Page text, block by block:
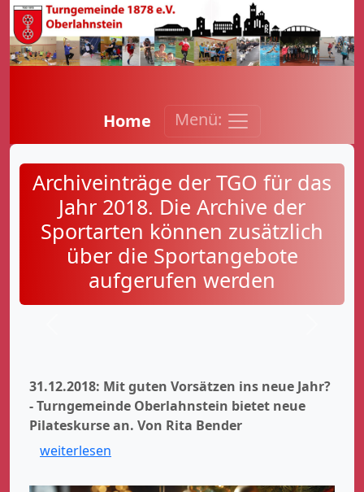
Home Menü:
Archiveinträge der TGO für das
Jahr 2018. Die Archive der
Sportarten können zusätzlich
über die Sportangebote
aufgerufen werden
31.12.2018: Mit guten Vorsätzen ins neue Jahr?
- Turngemeinde Oberlahnstein bietet neue
Pilateskurse an. Von Rita Bender
weiterlesen